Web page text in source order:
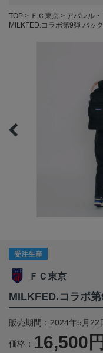
TOP ＦＣ東京 アパレル
MILKFED.コラボ第9弾 バッ
受注生産
ＦＣ東京
MILKFED.コラボ
販売期間：2024年5月
価格： 16,500円